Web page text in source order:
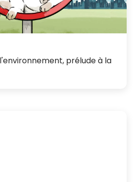
prélude à la